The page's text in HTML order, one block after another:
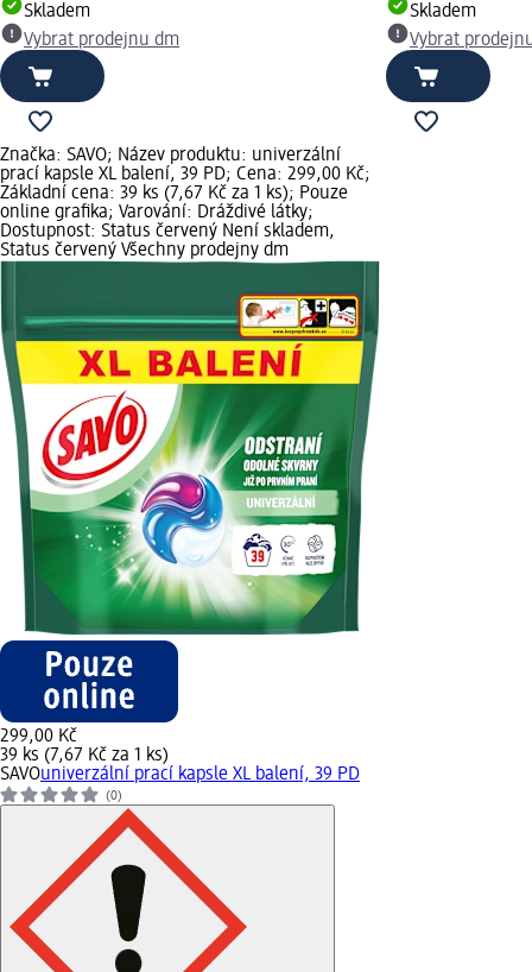
Skladem
Vybrat prodejnu dm
Skladem
Vybrat
Značka: SAVO; Název produktu: univerzální
prací kapsle XL balení, 39 PD; Cena: 299,00 Kč;
Základní cena: 39 ks (7,67 Kč za 1 ks); Pouze
online grafika; Varování: Dráždivé látky;
Dostupnost: Status červený Není skladem,
Status červený Všechny prodejny dm
299,00 Kč
39 ks (7,67 Kč za 1 ks)
SAVOuniverzální prací kapsle XL balení, 39 PD
(0)